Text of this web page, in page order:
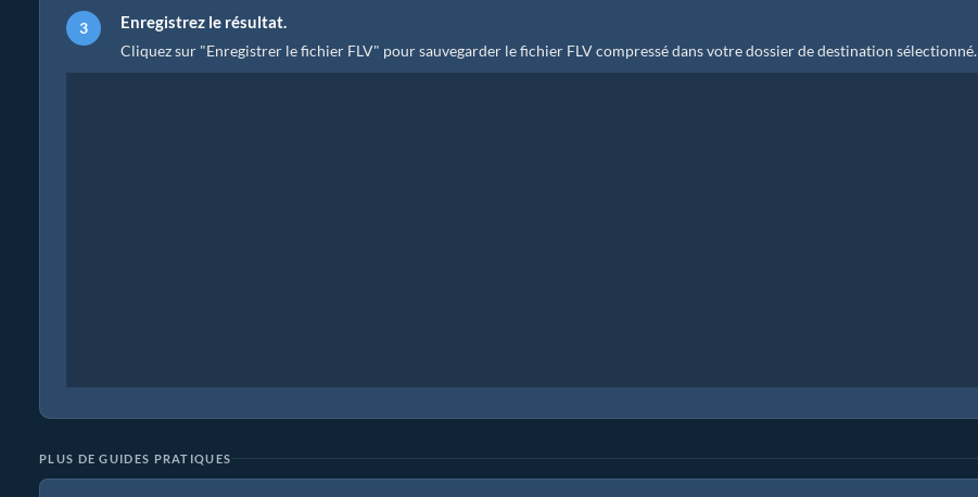
Enregistrez le résultat.
Cliquez sur "Enregistrer le fichier FLV" pour sauvegarder le fichier FLV compressé dans votre dossier de destination sélectionné.
PLUS DE GUIDES PRATIQUES